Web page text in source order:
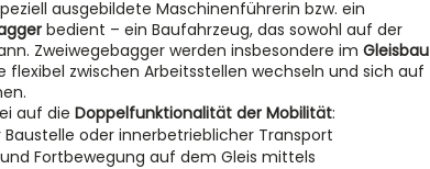
ausgebildete Maschinenführerin bzw. ein
bedient – ein Baufahrzeug, das sowohl auf der
Zweiwegebagger werden insbesondere im Gleisbau
flexibel zwischen Arbeitsstellen wechseln und sich auf
auf die Doppelfunktionalität der Mobilität:
oder innerbetrieblicher Transport
Fortbewegung auf dem Gleis mittels